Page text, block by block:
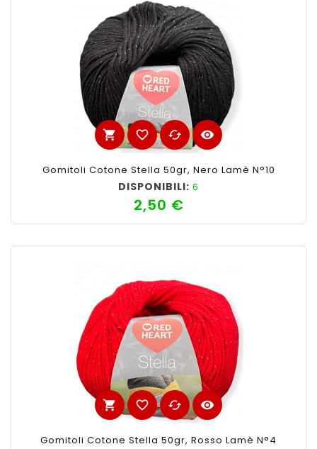
shopping_cart favorite_border cached visibility
Gomitoli Cotone Stella 50gr, Nero Lamè N°10
DISPONIBILI: 6
2,50 €Prezzo
shopping_cart favorite_border cached visibility
Gomitoli Cotone Stella 50gr, Rosso Lamè N°4